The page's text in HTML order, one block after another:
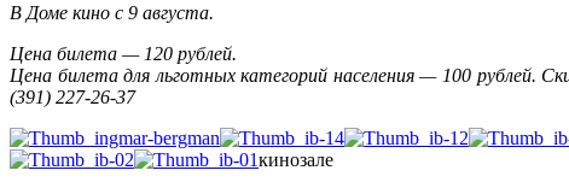
В Доме кино с 9 августа.
Цена билета — 120 рублей.
Цена билета для льготных категорий населения— 100 рублей.
(391) 227-26-37
кинозале